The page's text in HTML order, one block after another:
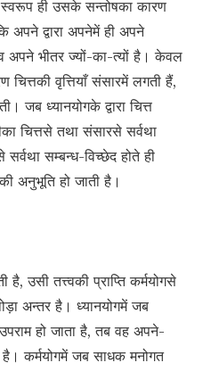
ही उसके सन्तोषका कारण
अपने द्वारा अपनेमें ही अपने
अपने भीतर ज्यों-का-त्यों है। केवल
वृत्तियाँ संसारमें लगती हैं,
जब ध्यानयोगके द्वारा चित्त
चित्तसे तथा संसारसे सर्वथा
सम्बन्ध-विच्छेद होते ही
अनुभूति हो जाती है।
है, उसी तत्त्वकी प्राप्ति कर्मयोगसे
अन्तर है। ध्यानयोगमें जब
हो जाता है, तब वह अपने-
कर्मयोगमें जब साधक मनोगत